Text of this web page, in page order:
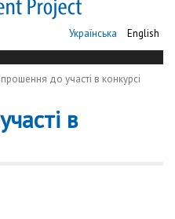
Українська English
до участі в конкурсі
в